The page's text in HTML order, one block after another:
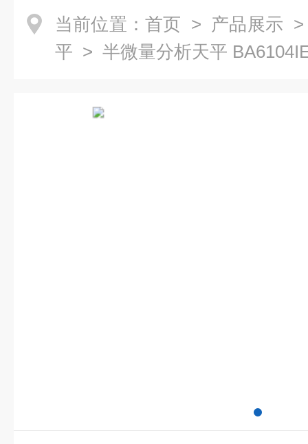
当前位置： 首页 > 产品展示
平 > 半微量分析天平